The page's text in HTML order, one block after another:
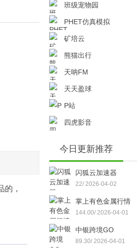
的，
班级宠物园
PHET仿真模拟
矿培云
熊猫出行
天呐FM
天天盈球
P站
四虎影音
今日更新推荐
闪狐云加速器
22/ 2026-04-02
掌上有色金属行情
144.00/ 2026-04-01
中银跨境GO
89.30/ 2026-04-01